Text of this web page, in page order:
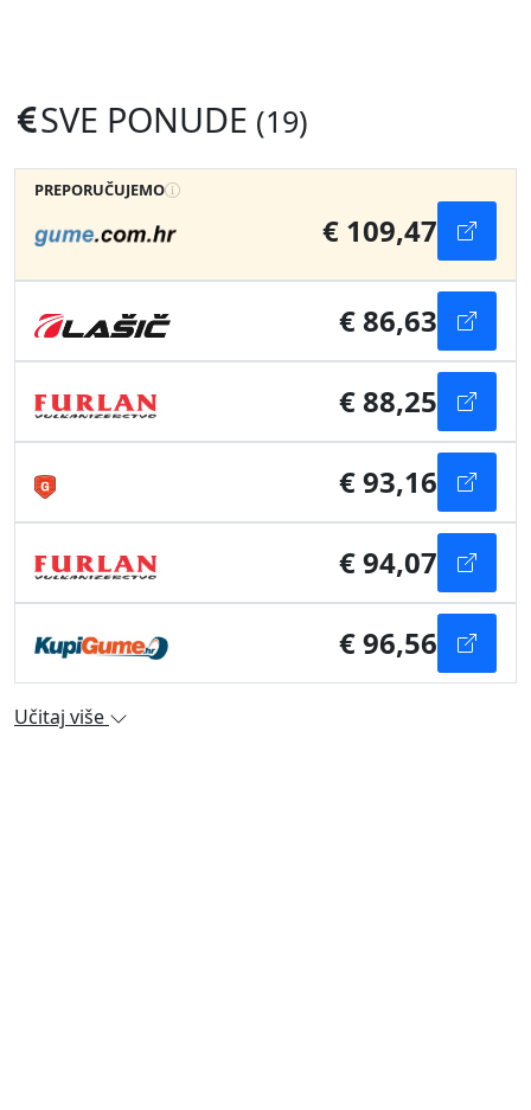
SVE PONUDE (19)
PREPORUČUJEMO
€ 109,47
€ 86,63
€ 88,25
€ 93,16
€ 94,07
€ 96,56
Učitaj više